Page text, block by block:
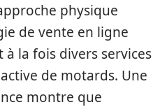
physique
de vente en ligne
la fois divers services
de motards. Une
montre que